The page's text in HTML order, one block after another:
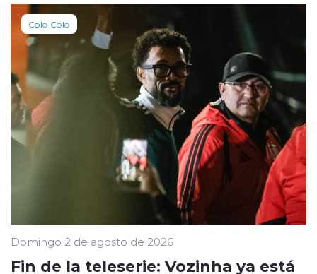
Colo Colo
Domingo 2 de agosto de 2026
Fin de la teleserie: Vozinha ya está